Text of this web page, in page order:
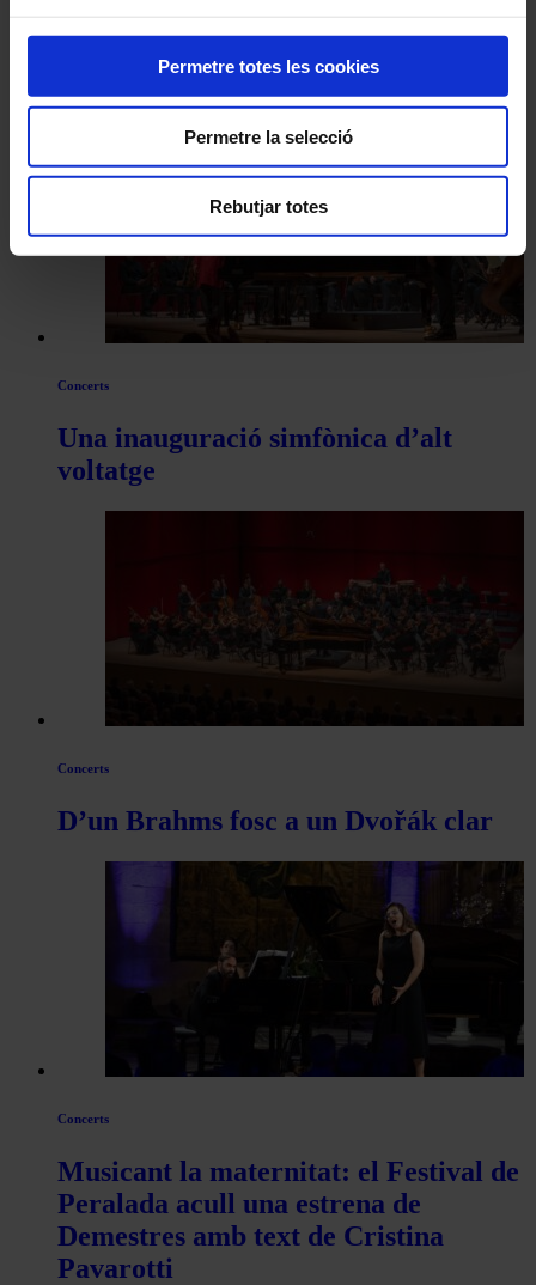
Permetre totes les cookies
Permetre la selecció
Rebutjar totes
Navegar
les
articles
Actualitat
També et pot interessar
Concerts
Una inauguració simfònica d’alt
voltatge
Concerts
D’un Brahms fosc a un Dvořák clar
Concerts
Musicant la maternitat: el Festival de
Peralada acull una estrena de
Demestres amb text de Cristina
Pavarotti